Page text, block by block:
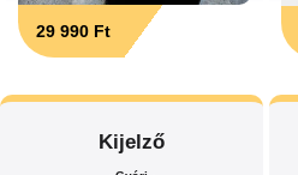
29 990 Ft
Kijelző